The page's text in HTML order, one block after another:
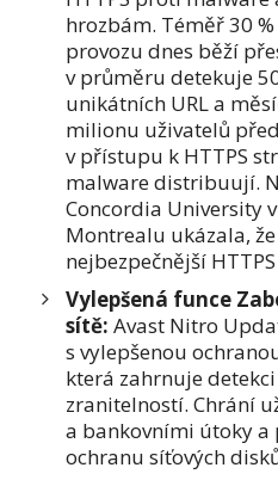
hrozbám. Téměř 30
provozu dnes běží
v průměru detekuje
unikátních URL a
milionu uživatelů
v přístupu k HTTPS
malware distribuují.
Concordia University
Montrealu ukázala,
nejbezpečnější
Vylepšená funce
sítě: Avast Nitro
s vylepšenou
která zahrnuje
zranitelností. Chrání
a bankovními útoky a
ochranu síťových